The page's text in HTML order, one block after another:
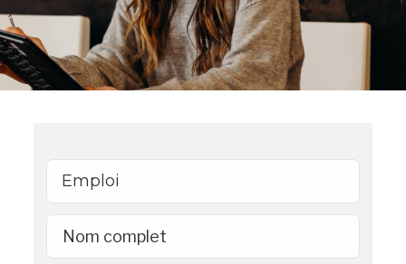
Nom complet